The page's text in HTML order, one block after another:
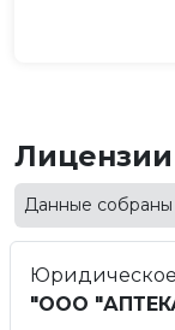
Данные собраны
"ООО